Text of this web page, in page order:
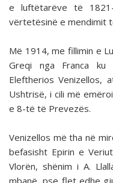
e luftëtarëve të
vërtetësinë e mendimit
Më 1914, me fillimin e
Greqi nga Franca
Eleftherios Venizellos,
Ushtrisë, i cili më
e 8-të të Prevezës.
Venizellos më tha në
befasisht Epirin e
Vlorën, shënim i A.